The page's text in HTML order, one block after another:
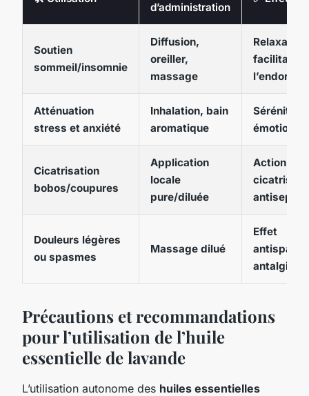
d’administration
Soutien
sommeil/insomnie
Diffusion,
oreiller,
massage
Atténuation
stress et anxiété
Inhalation, bain
aromatique
Sérénité
Cicatrisation
bobos/coupures
Application
locale
pure/diluée
Action
Douleurs légères
ou spasmes
Massage dilué
Effet
antalgique
Précautions et recommandations
pour l’utilisation de l’huile
essentielle de lavande
L’utilisation autonome des huiles essentielles